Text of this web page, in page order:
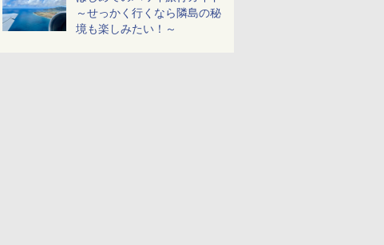
～せっかく行くなら隣島の秘
境も楽しみたい！～